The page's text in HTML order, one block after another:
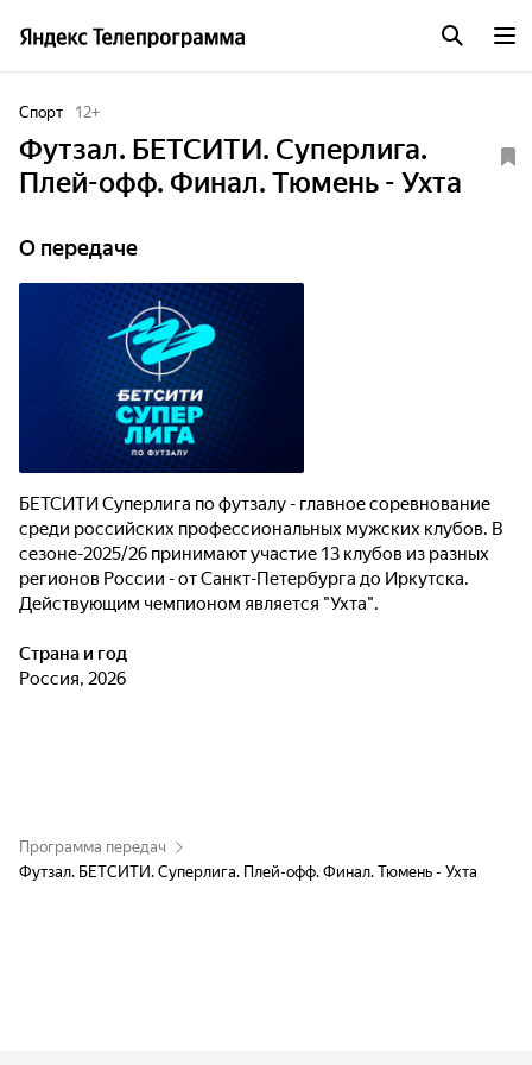
Спорт 12+
Футзал. БЕТСИТИ. Суперлига.
Плей-офф. Финал. Тюмень - Ухта
О передаче
БЕТСИТИ Суперлига по футзалу - главное соревнование
среди российских профессиональных мужских клубов. В
сезоне-2025/26 принимают участие 13 клубов из разных
регионов России - от Санкт-Петербурга до Иркутска.
Действующим чемпионом является "Ухта".
Страна и год
Россия, 2026
Программа передач
Футзал. БЕТСИТИ. Суперлига. Плей-офф. Финал. Тюмень - Ухта